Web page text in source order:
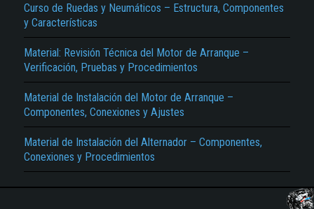
Curso de Ruedas y Neumáticos – Estructura, Componentes
y Características
Material: Revisión Técnica del Motor de Arranque –
Verificación, Pruebas y Procedimientos
Material de Instalación del Motor de Arranque –
Componentes, Conexiones y Ajustes
Material de Instalación del Alternador – Componentes,
Conexiones y Procedimientos